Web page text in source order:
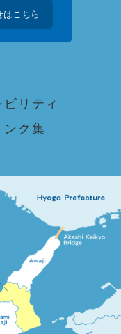
はこちら
リティ
ンク集